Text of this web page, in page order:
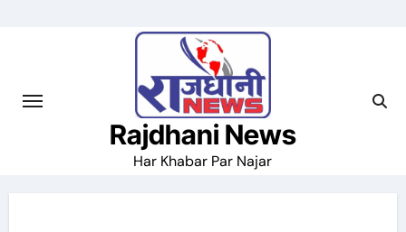
Rajdhani News
Har Khabar Par Najar